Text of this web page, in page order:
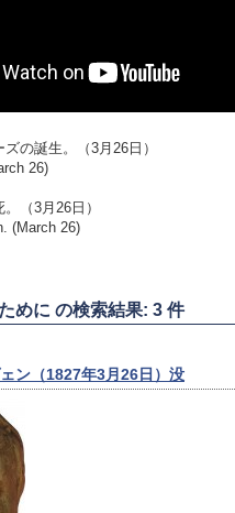
の誕生。（3月26日）
26)
（3月26日）
(March 26)
めに の検索結果: 3 件
ン（1827年3月26日）没